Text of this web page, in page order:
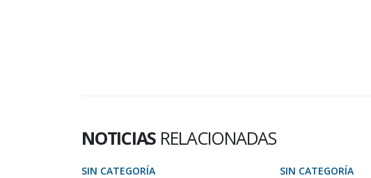
NOTICIAS RELACIONADAS
SIN CATEGORÍA SIN CATEGORÍA